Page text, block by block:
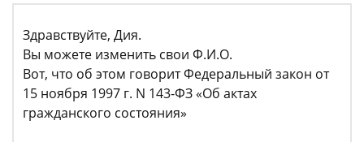
Здравствуйте, Дия.
Вы можете изменить свои Ф.И.О.
Вот, что об этом говорит Федеральный закон от
15 ноября 1997 г. N 143-ФЗ «Об актах
гражданского состояния»